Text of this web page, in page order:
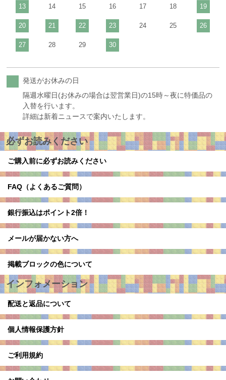
13 14 15 16 17 18 19
20 21 22 23 24 25 26
27 28 29 30
発送がお休みの日
隔週水曜日(お休みの場合は翌営業日)の15時～夜に特価品の
入替を行います。
詳細は新着ニュースで案内いたします。
必ずお読みください
ご購入前に必ずお読みください
FAQ（よくあるご質問）
銀行振込はポイント2倍！
メールが届かない方へ
掲載ブロックの色について
インフォメーション
配送と返品について
個人情報保護方針
ご利用規約